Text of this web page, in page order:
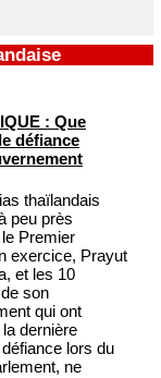
: Que
défiance
thaïlandais
peu près
Premier
exercice, Prayut
et les 10
son
qui ont
dernière
lors du
ne